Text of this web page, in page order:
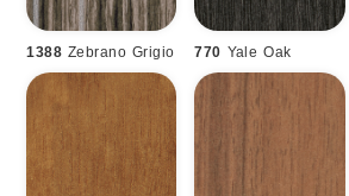
1388 Zebrano Grigio 770 Yale Oak